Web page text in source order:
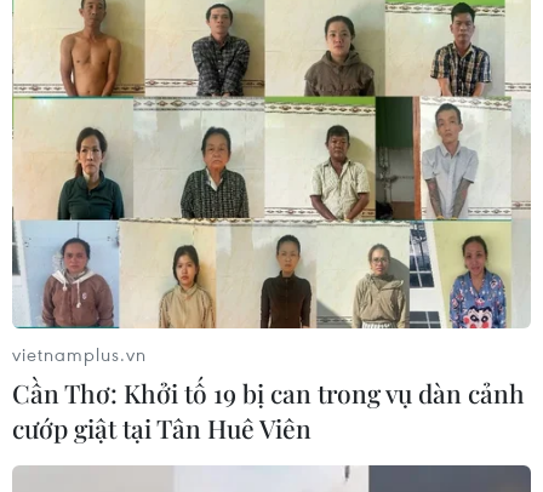
vietnamplus.vn
Cần Thơ: Khởi tố 19 bị can trong vụ dàn cảnh
cướp giật tại Tân Huê Viên